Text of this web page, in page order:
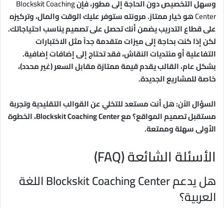
وسهل التخصيص دون الحاجة إلى مطور، فإنBlockskit Coaching
Centerهو خيار ممتاز. مرونته ستوفر عليك الوقت والمال، وتركيزه
على قطاع التدريب يضمن أنك تحصل على تصميم يناسب احتياجاتك.
لكن إذا كنت بحاجة إلى ميزات متقدمة جداً مثل الاختبارات
التفاعلية أو منتديات النقاش، فقد تحتاج إلى إضافات إضافية.
بشكل عام، القالب يقدم قيمة ممتازة مقابل السعر (غير محدد)،
خاصة للمشاريع الجديدة.
السؤال الآن: هل أنت مستعد للتخلي عن القوالب التقليدية وتجربة
مستقبل تصميم المواقع؟ مع Blockskit Coaching Center، الخطوة
الأولى سهلة وممتعة.
الأسئلة الشائعة (FAQ)
هل يدعم Blockskit Coaching Center اللغة
العربية؟